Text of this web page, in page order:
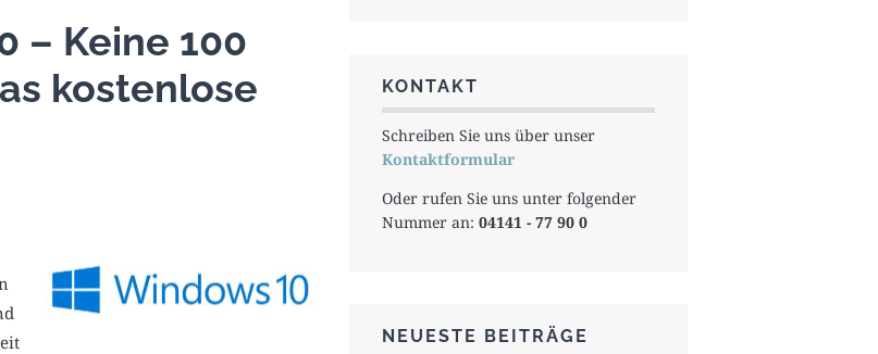
– Keine 100
kostenlose
KONTAKT
Schreiben Sie uns über unser
Kontaktformular
Oder rufen Sie uns unter folgender
Nummer an: 04141 - 77 90 0
NEUESTE BEITRÄGE